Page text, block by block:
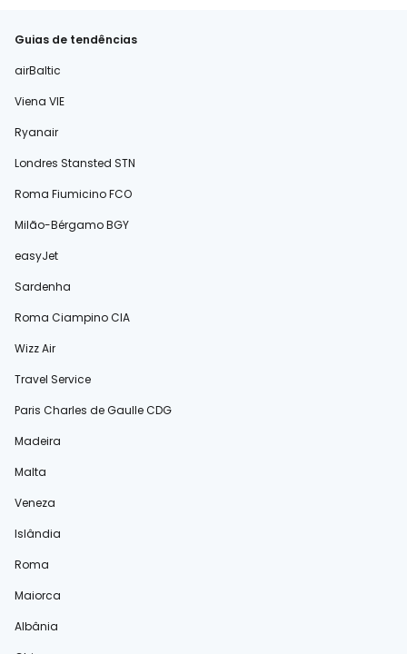
Guias de tendências
airBaltic
Viena VIE
Ryanair
Londres Stansted STN
Roma Fiumicino FCO
Milão-Bérgamo BGY
easyJet
Sardenha
Roma Ciampino CIA
Wizz Air
Travel Service
Paris Charles de Gaulle CDG
Madeira
Malta
Veneza
Islândia
Roma
Maiorca
Albânia